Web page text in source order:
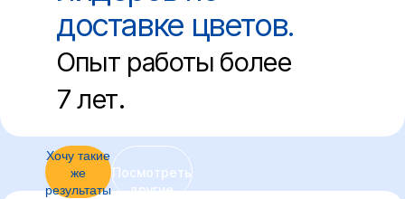
до 87%
Существенная
экономия
на
лицензиях
CRM
Хочу такие
же
результаты
Посмотреть
другие
доставке цветов.
Опыт работы более
7 лет.